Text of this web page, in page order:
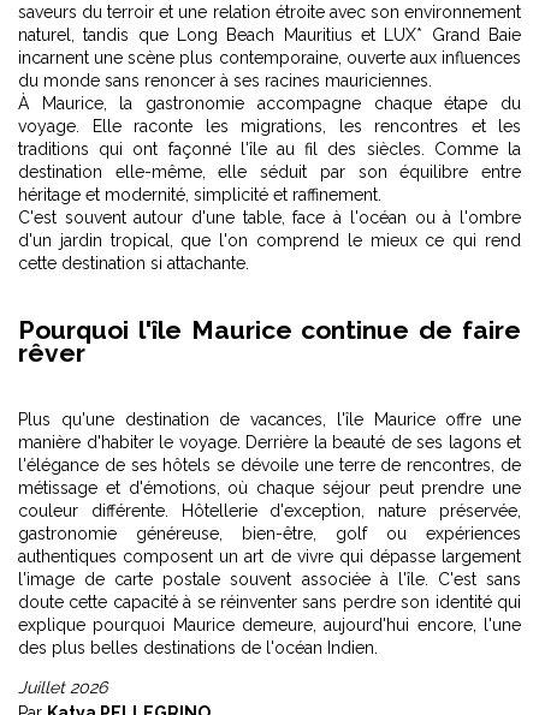
saveurs du terroir et une relation étroite avec son environnement
naturel, tandis que Long Beach Mauritius et LUX* Grand Baie
incarnent une scène plus contemporaine, ouverte aux influences
du monde sans renoncer à ses racines mauriciennes.
À Maurice, la gastronomie accompagne chaque étape du
voyage. Elle raconte les migrations, les rencontres et les
traditions qui ont façonné l'île au fil des siècles. Comme la
destination elle-même, elle séduit par son équilibre entre
héritage et modernité, simplicité et raffinement.
C'est souvent autour d'une table, face à l'océan ou à l'ombre
d'un jardin tropical, que l'on comprend le mieux ce qui rend
cette destination si attachante.
Pourquoi l'île Maurice continue de faire
rêver
Plus qu'une destination de vacances, l'île Maurice offre une
manière d'habiter le voyage. Derrière la beauté de ses lagons et
l'élégance de ses hôtels se dévoile une terre de rencontres, de
métissage et d'émotions, où chaque séjour peut prendre une
couleur différente. Hôtellerie d'exception, nature préservée,
gastronomie généreuse, bien-être, golf ou expériences
authentiques composent un art de vivre qui dépasse largement
l'image de carte postale souvent associée à l'île. C'est sans
doute cette capacité à se réinventer sans perdre son identité qui
explique pourquoi Maurice demeure, aujourd'hui encore, l'une
des plus belles destinations de l'océan Indien.
Juillet 2026